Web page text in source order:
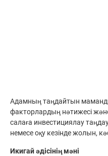
Адамның таңдайтын
факторлардың нәтижесі
салаға инвестициялау
немесе оқу кезінде жолын,
Икигай әдісінің мәні